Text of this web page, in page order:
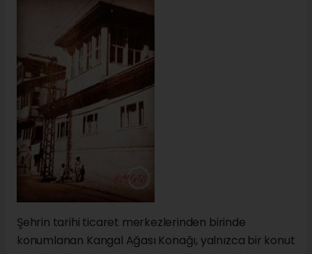
Şehrin tarihi ticaret merkezlerinden birinde
konumlanan Kangal Ağası Konağı, yalnızca bir konut